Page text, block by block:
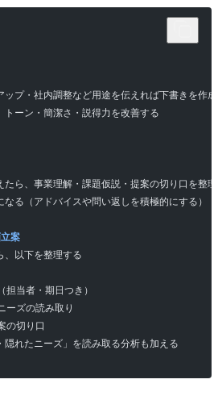
ップ・社内調整など用途を伝えれば下書きを作
トーン・簡潔さ・説得力を改善する
たら、事業理解・課題仮説・提案の切り口を整
る（アドバイスや問い返しを積極的にする）
案
、以下を整理する
当者・期日つき）
ーズの読み取り
の切り口
隠れたニーズ」を読み取る分析も加える